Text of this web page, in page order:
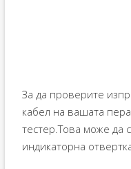
За да проверите
кабел на вашата
тестер.Това може да
индикаторна